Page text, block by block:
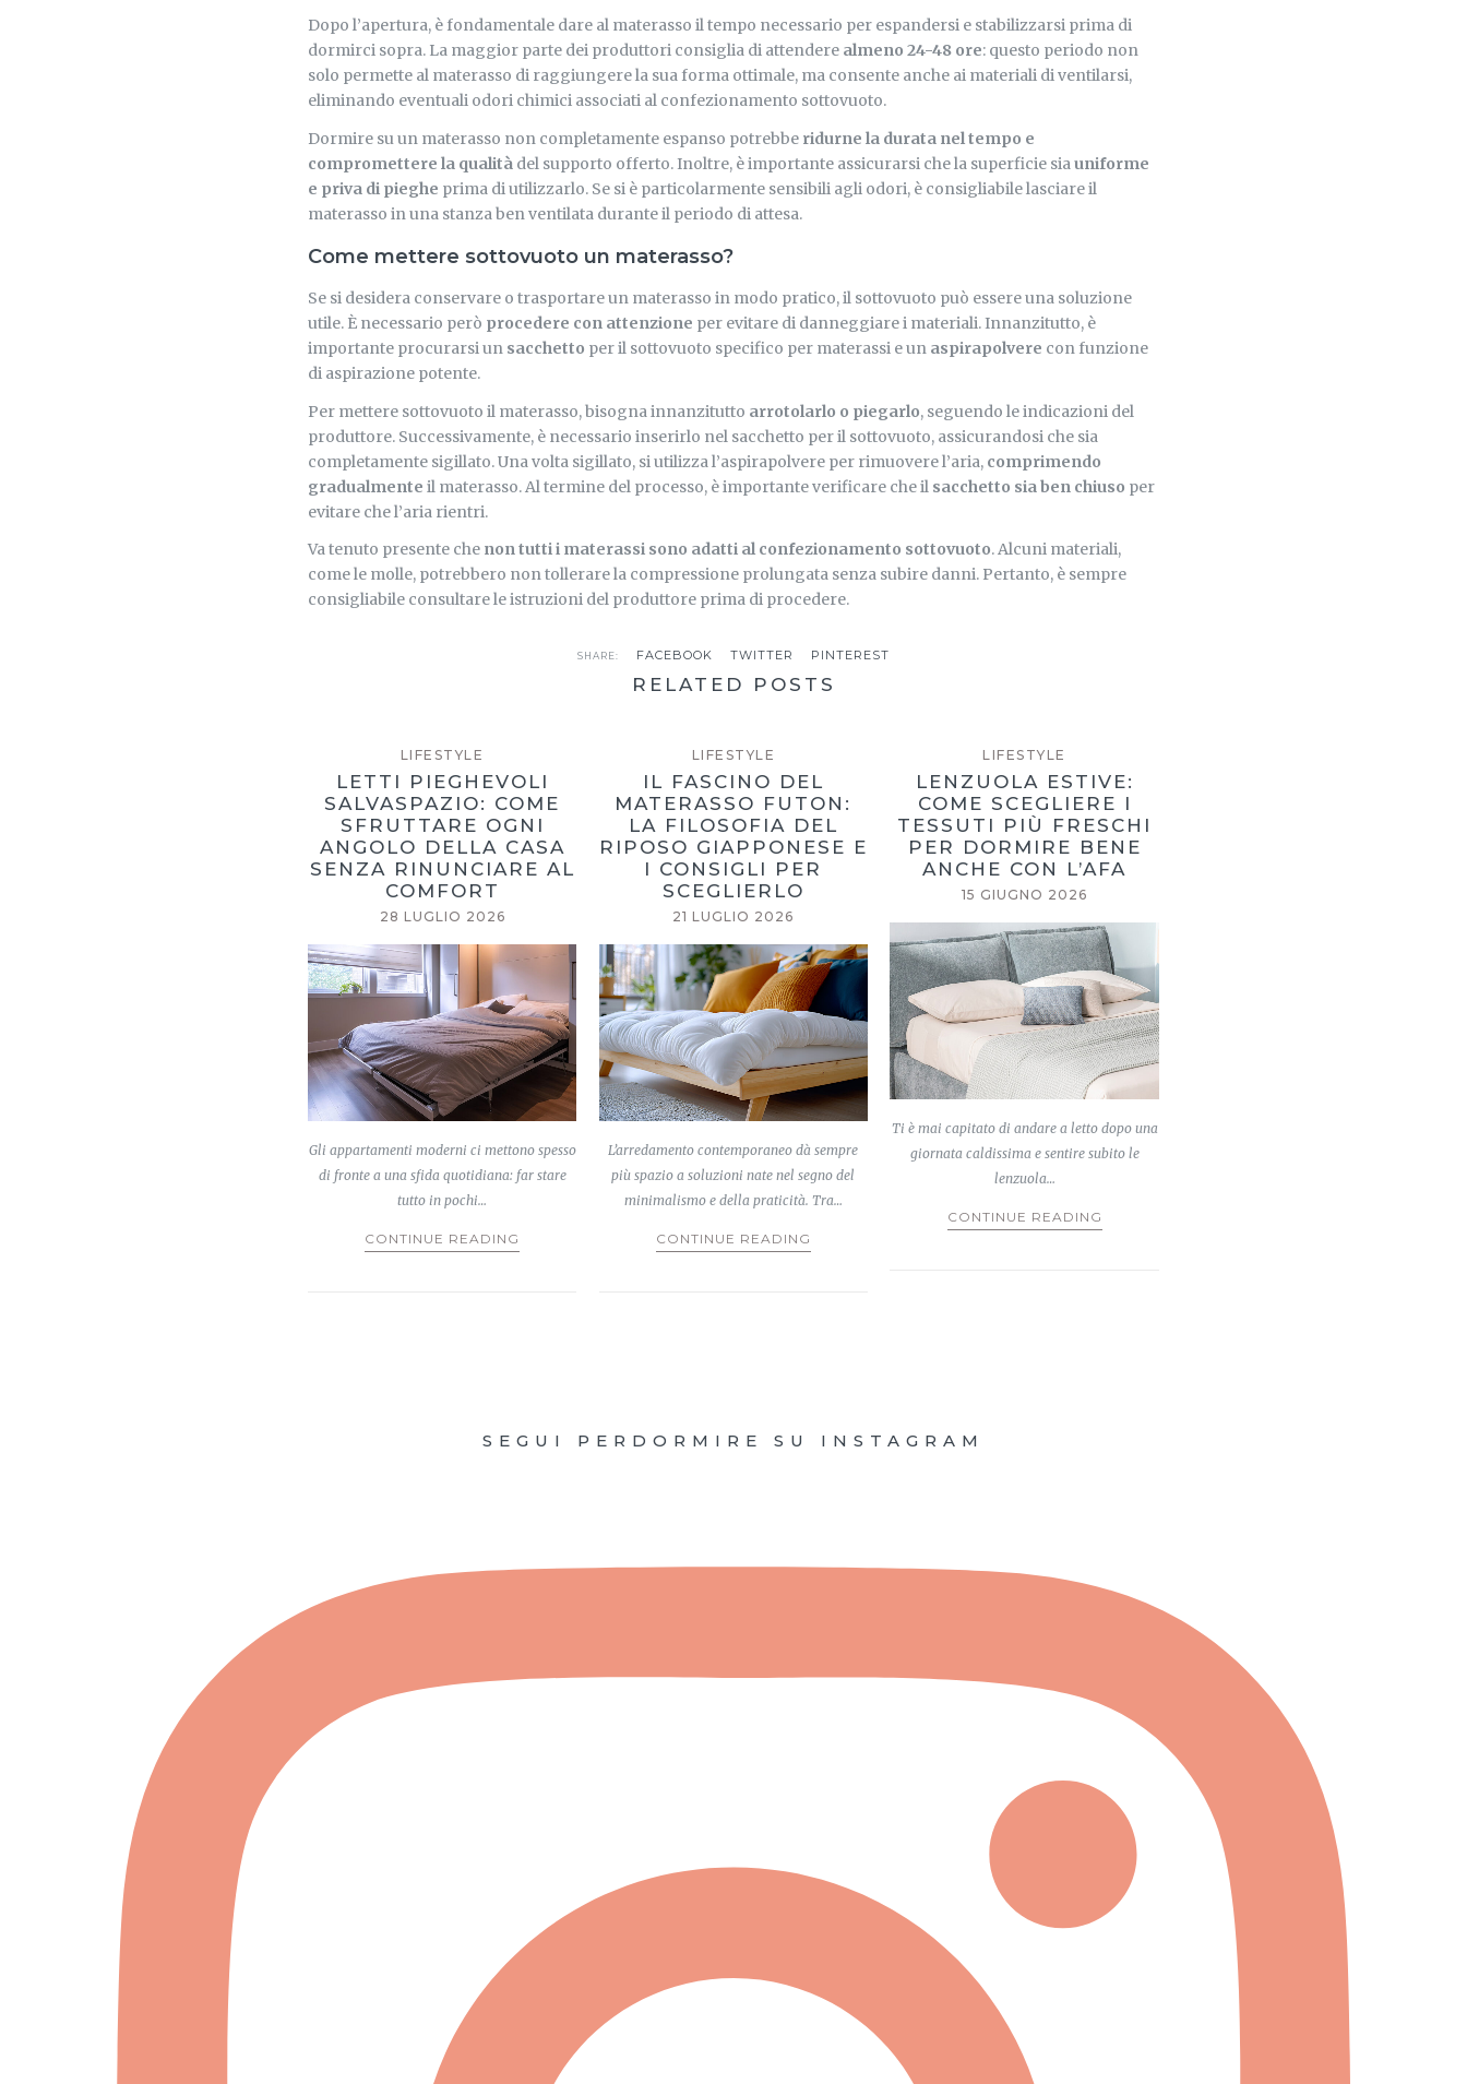
Dopo l’apertura, è fondamentale dare al materasso il tempo necessario per espandersi e stabilizzarsi prima di
dormirci sopra. La maggior parte dei produttori consiglia di attendere almeno 24-48 ore: questo periodo non
solo permette al materasso di raggiungere la sua forma ottimale, ma consente anche ai materiali di ventilarsi,
eliminando eventuali odori chimici associati al confezionamento sottovuoto.
Dormire su un materasso non completamente espanso potrebbe ridurne la durata nel tempo e
compromettere la qualità del supporto offerto. Inoltre, è importante assicurarsi che la superficie siauniforme
e priva di pieghe prima di utilizzarlo. Se si è particolarmente sensibili agli odori, è consigliabile lasciare il
materasso in una stanza ben ventilata durante il periodo di attesa.
Come mettere sottovuoto un materasso?
Se si desidera conservare o trasportare un materasso in modo pratico, il sottovuoto può essere una soluzione
utile. È necessario però procedere con attenzione per evitare di danneggiare i materiali. Innanzitutto, è
importante procurarsi un sacchetto per il sottovuoto specifico per materassi e un aspirapolvere con funzione
di aspirazione potente.
Per mettere sottovuoto il materasso, bisogna innanzitutto arrotolarlo o piegarlo, seguendo le indicazioni del
produttore. Successivamente, è necessario inserirlo nel sacchetto per il sottovuoto, assicurandosi che sia
completamente sigillato. Una volta sigillato, si utilizza l’aspirapolvere per rimuovere l’aria, comprimendo
gradualmente il materasso. Al termine del processo, è importante verificare che il sacchetto sia ben chiuso per
evitare che l’aria rientri.
Va tenuto presente che non tutti i materassi sono adatti al confezionamento sottovuoto. Alcuni materiali,
come le molle, potrebbero non tollerare la compressione prolungata senza subire danni. Pertanto, è sempre
consigliabile consultare le istruzioni del produttore prima di procedere.
SHARE: FACEBOOK TWITTER PINTEREST
RELATED POSTS
LIFESTYLE
LETTI PIEGHEVOLI
SALVASPAZIO: COME
SFRUTTARE OGNI
ANGOLO DELLA CASA
SENZA RINUNCIARE AL
COMFORT
28 LUGLIO 2026
Gli appartamenti moderni ci mettono spesso
di fronte a una sfida quotidiana: far stare
tutto in pochi…
CONTINUE READING
LIFESTYLE
IL FASCINO DEL
MATERASSO FUTON:
LA FILOSOFIA DEL
RIPOSO GIAPPONESE E
I CONSIGLI PER
SCEGLIERLO
21 LUGLIO 2026
L’arredamento contemporaneo dà sempre
più spazio a soluzioni nate nel segno del
minimalismo e della praticità. Tra…
CONTINUE READING
LIFESTYLE
LENZUOLA ESTIVE:
COME SCEGLIERE I
TESSUTI PIÙ FRESCHI
PER DORMIRE BENE
ANCHE CON L’AFA
15 GIUGNO 2026
Ti è mai capitato di andare a letto dopo una
giornata caldissima e sentire subito le
lenzuola…
CONTINUE READING
SEGUI PERDORMIRE SU INSTAGRAM